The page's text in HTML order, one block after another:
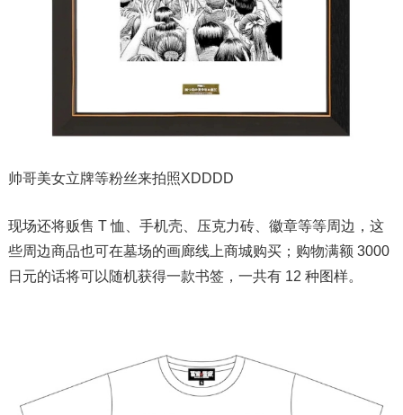
帅哥美女立牌等粉丝来拍照XDDDD
现场还将贩售 T 恤、手机壳、压克力砖、徽章等等周边，这
些周边商品也可在墓场的画廊线上商城购买；购物满额 3000
日元的话将可以随机获得一款书签，一共有 12 种图样。